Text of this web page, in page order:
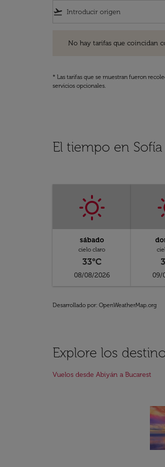
flight_takeoff
No hay tarifas que coincidan
* Las tarifas que se muestran fueron
servicios opcionales.
El tiempo en Sofía
sábado
cielo claro
33°C
08/08/2026 09/
Desarrollado por: OpenWeatherMap.org
Explore los
Vuelos desde Abiyán a Bucarest